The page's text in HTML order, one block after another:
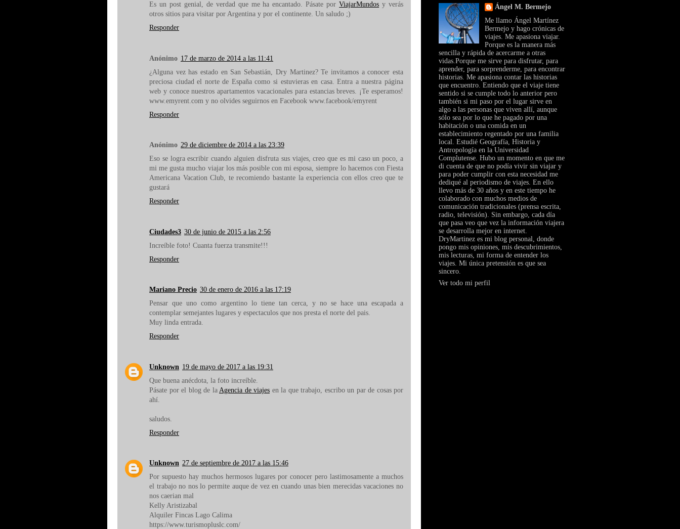
Es un post genial, de verdad que me ha encantado. Pásate porViajarMundos y verás
otros sitios para visitar por Argentina y por el continente. Un saludo ;)
Responder
Anónimo 17 de marzo de 2014 a las 11:41
¿Alguna vez has estado en San Sebastián, Dry Martinez? Te invitamos a conocer esta
preciosa ciudad el norte de España como si estuvieras en casa. Entra a nuestra página
web y conoce nuestros apartamentos vacacionales para estancias breves. ¡Te esperamos!
www.emyrent.com y no olvides seguirnos en Facebook www.facebook/emyrent
Responder
Anónimo 29 de diciembre de 2014 a las 23:39
Eso se logra escribir cuando alguien disfruta sus viajes, creo que es mi caso un poco, a
mi me gusta mucho viajar los más posible con mi esposa, siempre lo hacemos con Fiesta
Americana Vacation Club, te recomiendo bastante la experiencia con ellos creo que te
gustará
Responder
Ciudades3 30 de junio de 2015 a las 2:56
Increíble foto! Cuanta fuerza transmite!!!
Responder
Mariano Precio 30 de enero de 2016 a las 17:19
Pensar que uno como argentino lo tiene tan cerca, y no se hace una escapada a
contemplar semejantes lugares y espectaculos que nos presta el norte del pais.
Muy linda entrada.
Responder
Unknown 19 de mayo de 2017 a las 19:31
Que buena anécdota, la foto increíble.
Pásate por el blog de la Agencia de viajes en la que trabajo, escribo un par de cosas por
ahí.
saludos.
Responder
Unknown 27 de septiembre de 2017 a las 15:46
Por supuesto hay muchos hermosos lugares por conocer pero lastimosamente a muchos
el trabajo no nos lo permite auque de vez en cuando unas bien merecidas vacaciones no
nos caerian mal
Kelly Aristizabal
Alquiler Fincas Lago Calima
https://www.turismopluslc.com/
Ángel M. Bermejo
Me llamo Ángel Martínez
Bermejo y hago crónicas de
viajes. Me apasiona viajar.
Porque es la manera más
sencilla y rápida de acercarme a otras
vidas.Porque me sirve para disfrutar, para
aprender, para sorprenderme, para encontrar
historias. Me apasiona contar las historias
que encuentro. Entiendo que el viaje tiene
sentido si se cumple todo lo anterior pero
también si mi paso por el lugar sirve en
algo a las personas que viven allí, aunque
sólo sea por lo que he pagado por una
habitación o una comida en un
establecimiento regentado por una familia
local. Estudié Geografía, Historia y
Antropología en la Universidad
Complutense. Hubo un momento en que me
di cuenta de que no podía vivir sin viajar y
para poder cumplir con esta necesidad me
dediqué al periodismo de viajes. En ello
llevo más de 30 años y en este tiempo he
colaborado con muchos medios de
comunicación tradicionales (prensa escrita,
radio, televisión). Sin embargo, cada día
que pasa veo que vez la información viajera
se desarrolla mejor en internet.
DryMartinez es mi blog personal, donde
pongo mis opiniones, mis descubrimientos,
mis lecturas, mi forma de entender los
viajes. Mi única pretensión es que sea
sincero.
Ver todo mi perfil